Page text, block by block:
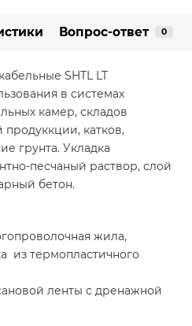
Вопрос-ответ 0
SHTL LT
в системах
камер, складов
катков,
грунта. Укладка
песчаный раствор, слой
бетон.
жила,
из термопластичного
ленты с дренажной